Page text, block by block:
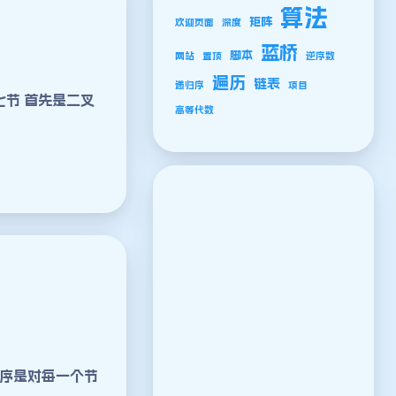
欢迎页面 深度 矩阵 算法
网站 置顶 脚本 蓝桥 逆序数
递归序 遍历 链表 项目
高等代数
节 首先是二叉
是对每一个节